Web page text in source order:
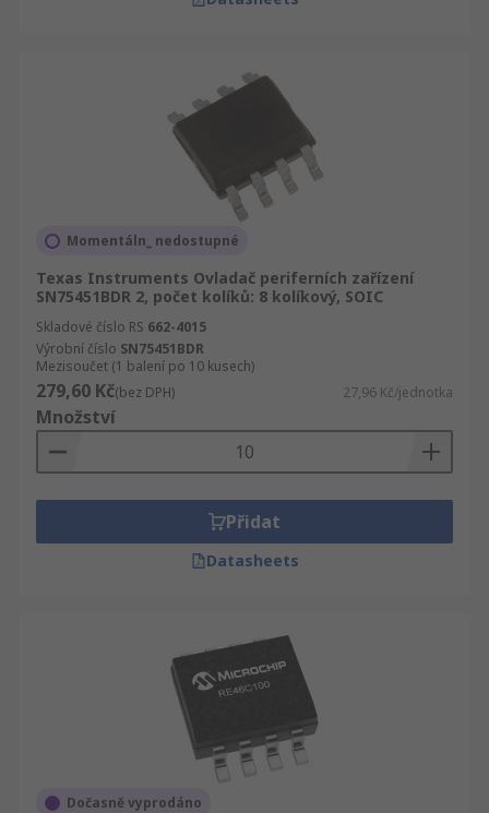
Momentáln_ nedostupné
Texas Instruments Ovladač periferních zařízení
SN75451BDR 2, počet kolíků: 8 kolíkový, SOIC
Skladové číslo RS 662-4015
Výrobní číslo SN75451BDR
Mezisoučet (1 balení po 10 kusech)
279,60 Kč(bez DPH) 27,96 Kč/jednotka
Množství
Přidat
Datasheets
Dočasně vyprodáno